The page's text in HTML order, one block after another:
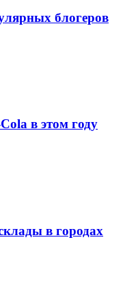
блогеров
в этом году
в городах